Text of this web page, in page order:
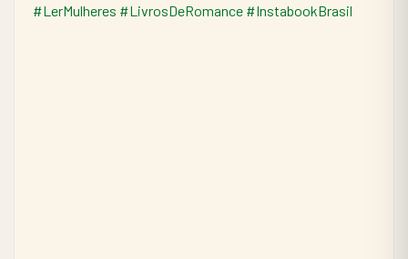
#LerMulheres #LivrosDeRomance #InstabookBrasil